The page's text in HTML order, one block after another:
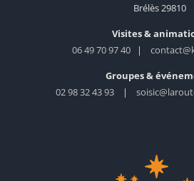
Brélès 29810
Visites &
06 49 70 97 40
|
Groupes &
02 98 32 43 93|